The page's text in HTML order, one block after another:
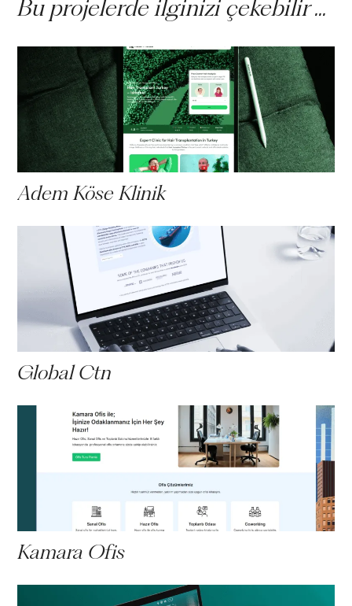
Bu projelerde ilginizi çekebilir ...
Adem Köse Klinik
Global Ctn
Kamara Ofis